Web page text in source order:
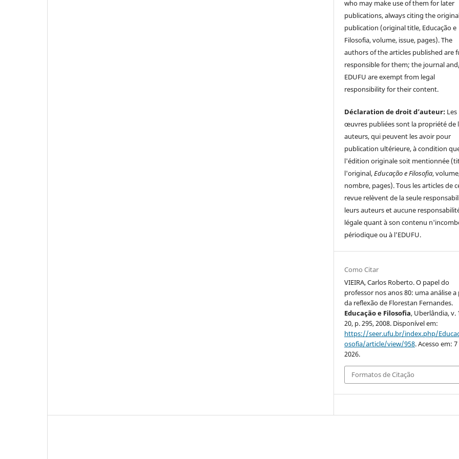
who may make use of them for later
publications, always citing the
publication (original title, Educação e
Filosofia, volume, issue, pages). The
authors of the articles published are
responsible for them; the journal
EDUFU are exempt from legal
responsibility for their content.
Déclaration de droit d’auteur: Les
œuvres publiées sont la propriété de
auteurs, qui peuvent les avoir pour
publication ultérieure, à condition
l'édition originale soit mentionnée
l'original,Educação e Filosofia,
nombre, pages). Tous les articles de
revue relèvent de la seule
leurs auteurs et aucune
légale quant à son contenu
périodique ou à l’EDUFU.
Como Citar
VIEIRA, Carlos Roberto. O papel do
professor nos anos 80: uma análise
da reflexão de Florestan Fernandes.
Educação e Filosofia, Uberlândia, v.
20, p. 295, 2008. Disponível em:
https://seer.ufu.br/index.php/
osofia/article/view/958. Acesso em:
2026.
Formatos de Citação